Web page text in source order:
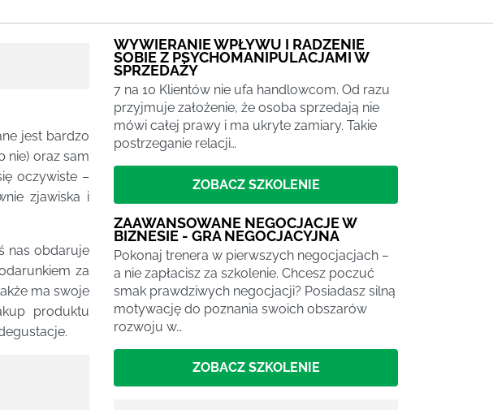
jest bardzo
nie) oraz sam
oczywiste –
zjawiska i
nas obdaruje
za
ma swoje
produktu
WYWIERANIE WPŁYWU I RADZENIE
SOBIE Z PSYCHOMANIPULACJAMI W
SPRZEDAŻY
7 na 10 Klientów nie ufa handlowcom. Od razu
przyjmuje założenie, że osoba sprzedają nie
mówi całej prawy i ma ukryte zamiary. Takie
postrzeganie relacji…
ZOBACZ SZKOLENIE
ZAAWANSOWANE NEGOCJACJE W
BIZNESIE - GRA NEGOCJACYJNA
Pokonaj trenera w pierwszych negocjacjach –
a nie zapłacisz za szkolenie. Chcesz poczuć
smak prawdziwych negocjacji? Posiadasz silną
motywację do poznania swoich obszarów
rozwoju w…
ZOBACZ SZKOLENIE